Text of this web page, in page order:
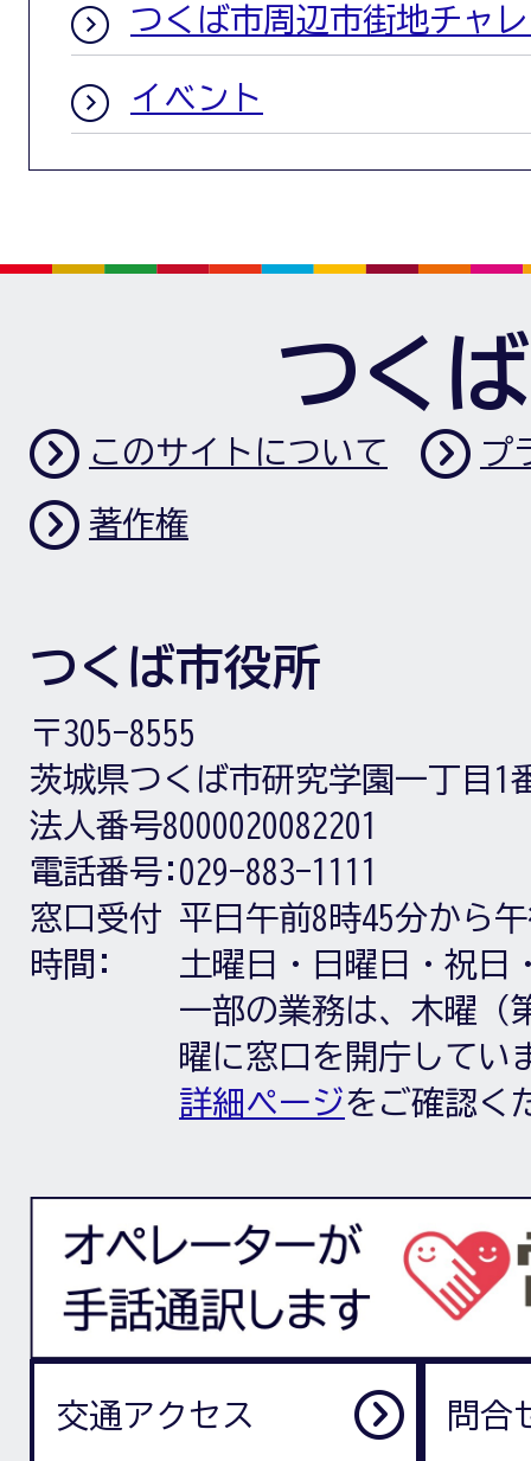
つくば市周辺市街地チャ
イベント
つく
このサイトについて プ
著作権
つくば市役所
〒305-8555
茨城県つくば市研究学園一丁目1
法人番号8000020082201
電話番号: 029-883-1111
窓口受付
時間:
平日午前8時45分から
土曜日・日曜日・祝日
一部の業務は、木曜（
曜に窓口を開庁してい
詳細ページをご確認く
交通アクセス 問合